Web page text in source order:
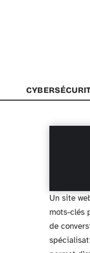
Un site
mots-clés
de